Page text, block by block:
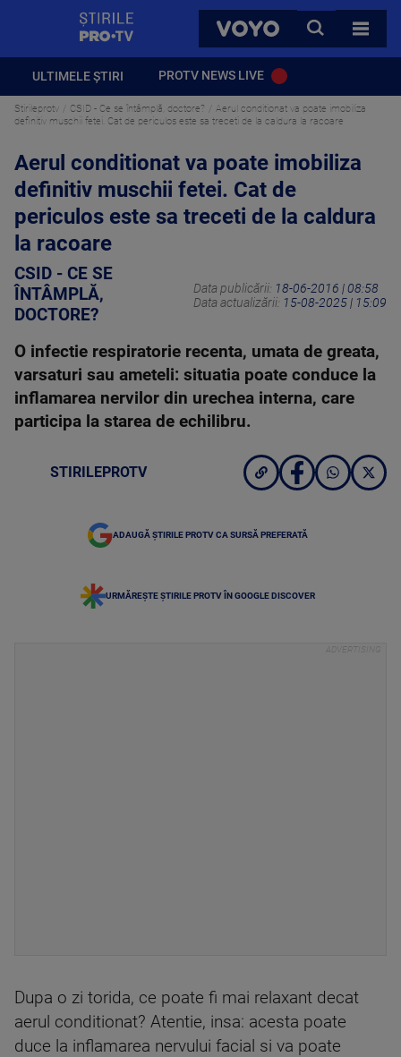
VOYO
CAUTA
TOATE
ULTIMELE ȘTIRI PROTV NEWS LIVE
Stirileprotv CSID - Ce se întâmplă, doctore?
Aerul conditionat va poate imobiliza
definitiv muschii fetei. Cat de periculos este sa treceti de la caldura la racoare
Aerul conditionat va poate imobiliza
definitiv muschii fetei. Cat de
periculos este sa treceti de la caldura
la racoare
CSID - CE SE
ÎNTÂMPLĂ,
DOCTORE?
Data publicării: 18-06-2016 | 08:58
Data actualizării: 15-08-2025 | 15:09
O infectie respiratorie recenta, umata de greata,
varsaturi sau ameteli: situatia poate conduce la
inflamarea nervilor din urechea interna, care
participa la starea de echilibru.
STIRILEPROTV
ADAUGĂ ȘTIRILE PROTV CA SURSĂ PREFERATĂ
URMĂREȘTE ȘTIRILE PROTV ÎN GOOGLE DISCOVER
Dupa o zi torida, ce poate fi mai relaxant decat
aerul conditionat? Atentie, insa: acesta poate
duce la inflamarea nervului facial si va poate